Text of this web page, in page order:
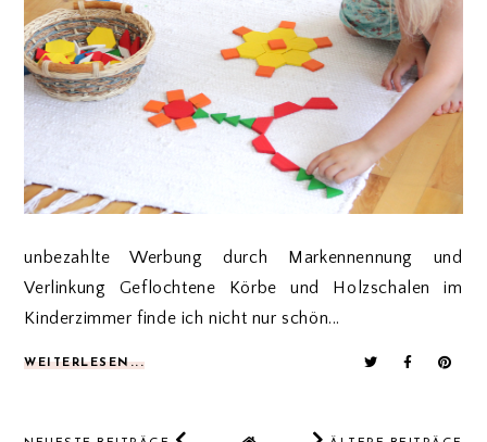
unbezahlte Werbung durch Markennennung und
Verlinkung Geflochtene Körbe und Holzschalen im
Kinderzimmer finde ich nicht nur schön...
WEITERLESEN...